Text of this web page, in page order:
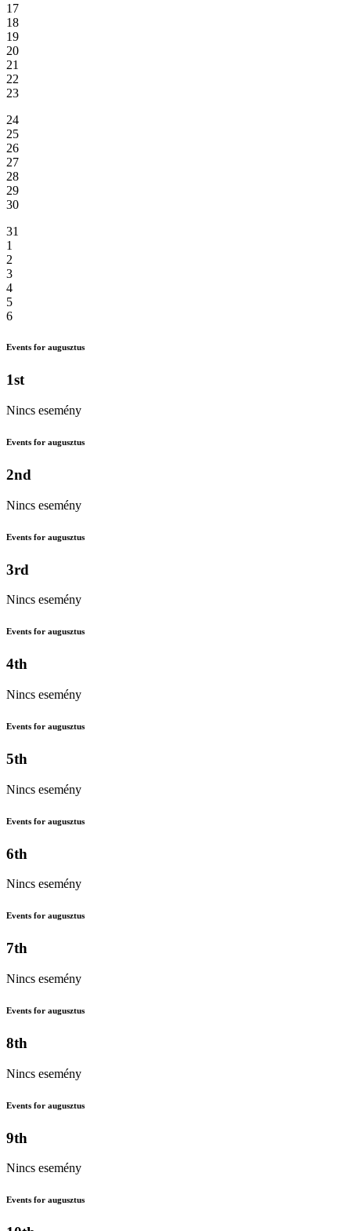
17
18
19
20
21
22
23
24
25
26
27
28
29
30
31
1
2
3
4
5
6
Events for augusztus
1st
Nincs esemény
Events for augusztus
2nd
Nincs esemény
Events for augusztus
3rd
Nincs esemény
Events for augusztus
4th
Nincs esemény
Events for augusztus
5th
Nincs esemény
Events for augusztus
6th
Nincs esemény
Events for augusztus
7th
Nincs esemény
Events for augusztus
8th
Nincs esemény
Events for augusztus
9th
Nincs esemény
Events for augusztus